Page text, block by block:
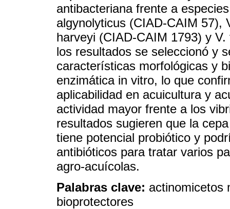
antibacteriana frente a
algynolyticus (CIAD-CAIM 57),
harveyi (CIAD-CAIM 1793) y
los resultados se seleccionó y
características morfológicas y
enzimática in vitro, lo que
aplicabilidad en acuicultura y
actividad mayor frente a los
resultados sugieren que la
tiene potencial probiótico y
antibióticos para tratar varios
agro-acuícolas.
Palabras clave: actinomicetos
bioprotectores